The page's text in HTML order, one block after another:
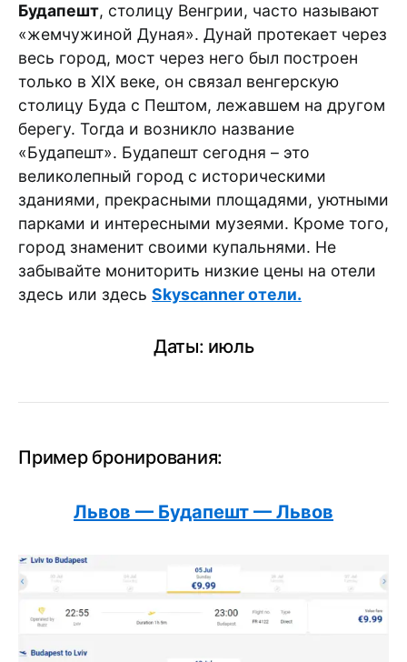
Будапешт, столицу Венгрии, часто называют
«жемчужиной Дуная». Дунай протекает через
весь город, мост через него был построен
только в XIX веке, он связал венгерскую
столицу Буда с Пештом, лежавшем на другом
берегу. Тогда и возникло название
«Будапешт». Будапешт сегодня – это
великолепный город с историческими
зданиями, прекрасными площадями, уютными
парками и интересными музеями. Кроме того,
город знаменит своими купальнями. Не
забывайте мониторить низкие цены на отели
здесь или здесь Skyscanner отели.
Даты: июль
Пример бронирования:
Львов — Будапешт — Львов